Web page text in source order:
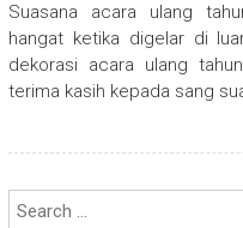
Suasana acara ulang
hangat ketika digelar di
dekorasi acara ulang
terima kasih kepada sang